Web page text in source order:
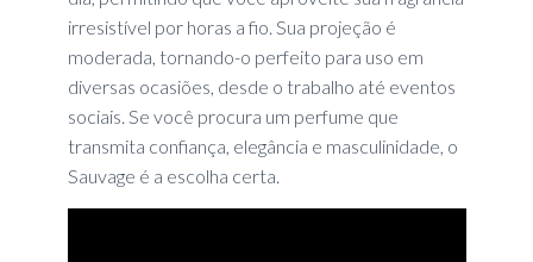
irresistível por horas a fio. Sua projeção é
moderada, tornando-o perfeito para uso em
diversas ocasiões, desde o trabalho até eventos
sociais. Se você procura um perfume que
transmita confiança, elegância e masculinidade, o
Sauvage é a escolha certa.